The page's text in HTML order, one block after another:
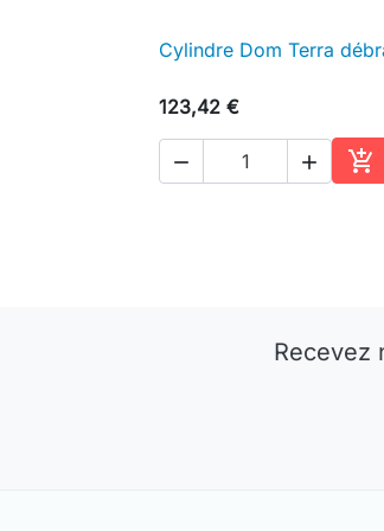
 Aperçu rapide
Cylindre Dom Terra
123,42 €
  
Recevez